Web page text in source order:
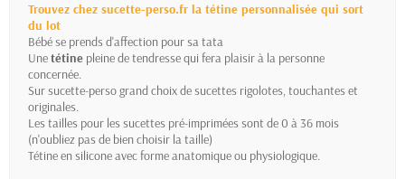
Trouvez chez sucette-perso.fr la tétine personnalisée qui sort
du lot
Bébé se prends d'affection pour sa tata
Unetétine pleine de tendresse qui fera plaisir à la personne
concernée.
Sur sucette-perso grand choix de sucettes rigolotes, touchantes et
originales.
Les tailles pour les sucettes pré-imprimées sont de 0 à 36 mois
(n'oubliez pas de bien choisir la taille)
Tétine en silicone avec forme anatomique ou physiologique.